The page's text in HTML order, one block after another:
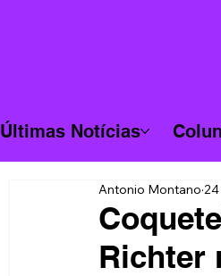
Últimas Notícias
Richter
Antonio Montano